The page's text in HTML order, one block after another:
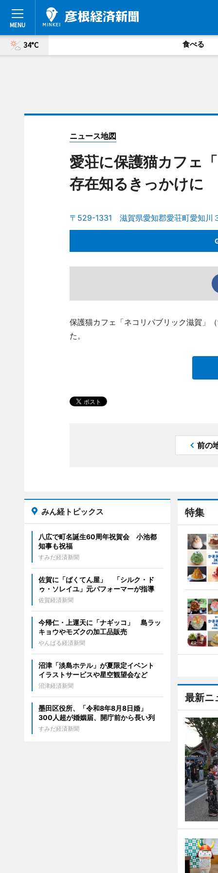
34°C 食べる
ニュース地図
愛荘に保護猫カフェ
存在知るきっかけに
〒529-1331 滋賀県愛知郡愛荘町愛知川
保護猫カフェ「ネコリパブリック滋賀」
た。
前の
特集
最新ニ
みん経トピックス
八広で町名誕生60周年祝賀会 小池都
知事も祝福
すみだ経済新聞
佐賀に「ばくてん屋」 「シルク・ド
ゥ・ソレイユ」元パフォーマーが指導
佐賀経済新聞
今帰仁・上運天に「ナギッコ」 島ラッ
キョウやモズクの加工品販売
やんばる経済新聞
沼津「淡島ホテル」が夏限定イベント
イラストサービスや星空観望会など
沼津経済新聞
墨田区役所、「令和8年8月8日婚」
300人超が婚姻届、開庁前から長い列
すみだ経済新聞